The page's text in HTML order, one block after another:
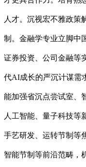
人才。沉视宏不雅政策
制。金融学专业立脚中
证券投资、公司金融等
代AI成长的严沉计谋需
能加强省沉点尝试室、
人工智能、量子科技等
手艺研发、运转节制等
智能节制等前沿范畴，